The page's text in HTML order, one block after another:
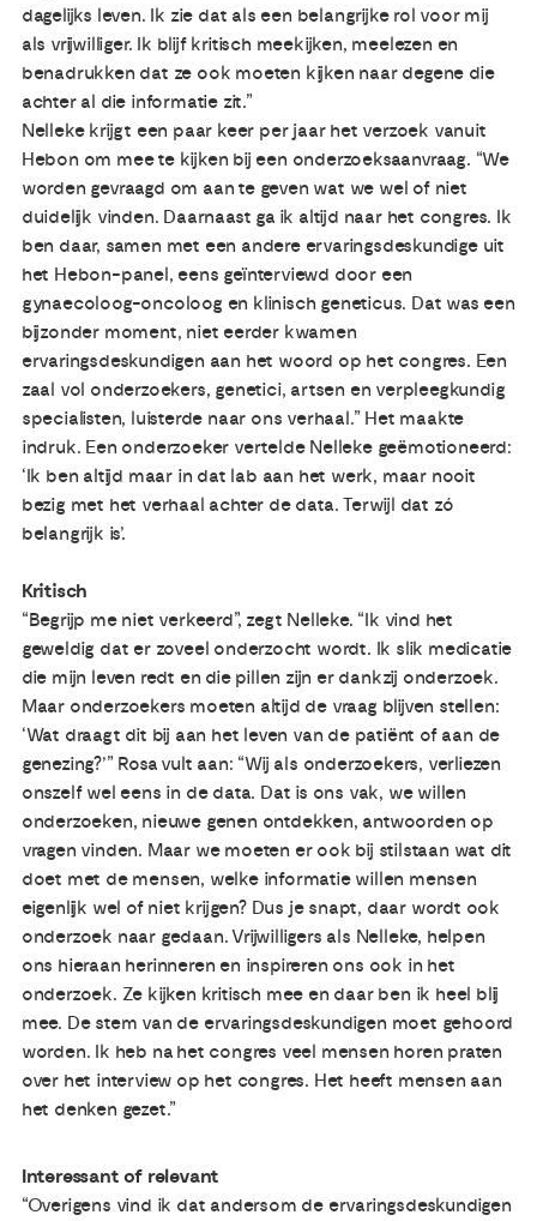
dagelijks leven. Ik zie dat als een belangrijke rol voor mij
als vrijwilliger. Ik blijf kritisch meekijken, meelezen en
benadrukken dat ze ook moeten kijken naar degene die
achter al die informatie zit.”
Nelleke krijgt een paar keer per jaar het verzoek vanuit
Hebon om mee te kijken bij een onderzoeksaanvraag. “We
worden gevraagd om aan te geven wat we wel of niet
duidelijk vinden. Daarnaast ga ik altijd naar het congres. Ik
ben daar, samen met een andere ervaringsdeskundige uit
het Hebon-panel, eens geïnterviewd door een
gynaecoloog-oncoloog en klinisch geneticus. Dat was een
bijzonder moment, niet eerder kwamen
ervaringsdeskundigen aan het woord op het congres. Een
zaal vol onderzoekers, genetici, artsen en verpleegkundig
specialisten, luisterde naar ons verhaal.” Het maakte
indruk. Een onderzoeker vertelde Nelleke geëmotioneerd:
‘Ik ben altijd maar in dat lab aan het werk, maar nooit
bezig met het verhaal achter de data. Terwijl dat zó
belangrijk is’.
Kritisch
“Begrijp me niet verkeerd”, zegt Nelleke. “Ik vind het
geweldig dat er zoveel onderzocht wordt. Ik slik medicatie
die mijn leven redt en die pillen zijn er dankzij onderzoek.
Maar onderzoekers moeten altijd de vraag blijven stellen:
‘Wat draagt dit bij aan het leven van de patiënt of aan de
genezing?’” Rosa vult aan: “Wij als onderzoekers, verliezen
onszelf wel eens in de data. Dat is ons vak, we willen
onderzoeken, nieuwe genen ontdekken, antwoorden op
vragen vinden. Maar we moeten er ook bij stilstaan wat dit
doet met de mensen, welke informatie willen mensen
eigenlijk wel of niet krijgen? Dus je snapt, daar wordt ook
onderzoek naar gedaan. Vrijwilligers als Nelleke, helpen
ons hieraan herinneren en inspireren ons ook in het
onderzoek. Ze kijken kritisch mee en daar ben ik heel blij
mee. De stem van de ervaringsdeskundigen moet gehoord
worden. Ik heb na het congres veel mensen horen praten
over het interview op het congres. Het heeft mensen aan
het denken gezet.”
Interessant of relevant
“Overigens vind ik dat andersom de ervaringsdeskundigen